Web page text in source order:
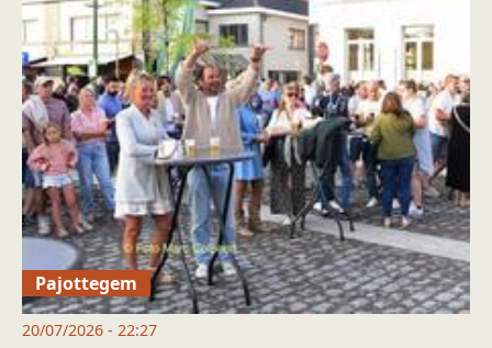
Pajottegem
20/07/2026 - 22:27